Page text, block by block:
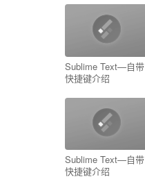
Sublime Text—自带
快捷键介绍
Sublime Text—自带
快捷键介绍